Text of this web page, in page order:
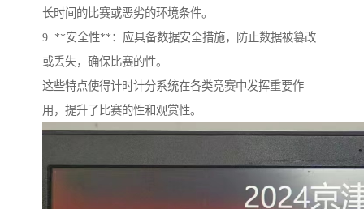
长时间的比赛或恶劣的环境条件。
9. **安全性**：应具备数据安全措施，防止数据被篡改
或丢失，确保比赛的性。
这些特点使得计时计分系统在各类竞赛中发挥重要作
用，提升了比赛的性和观赏性。